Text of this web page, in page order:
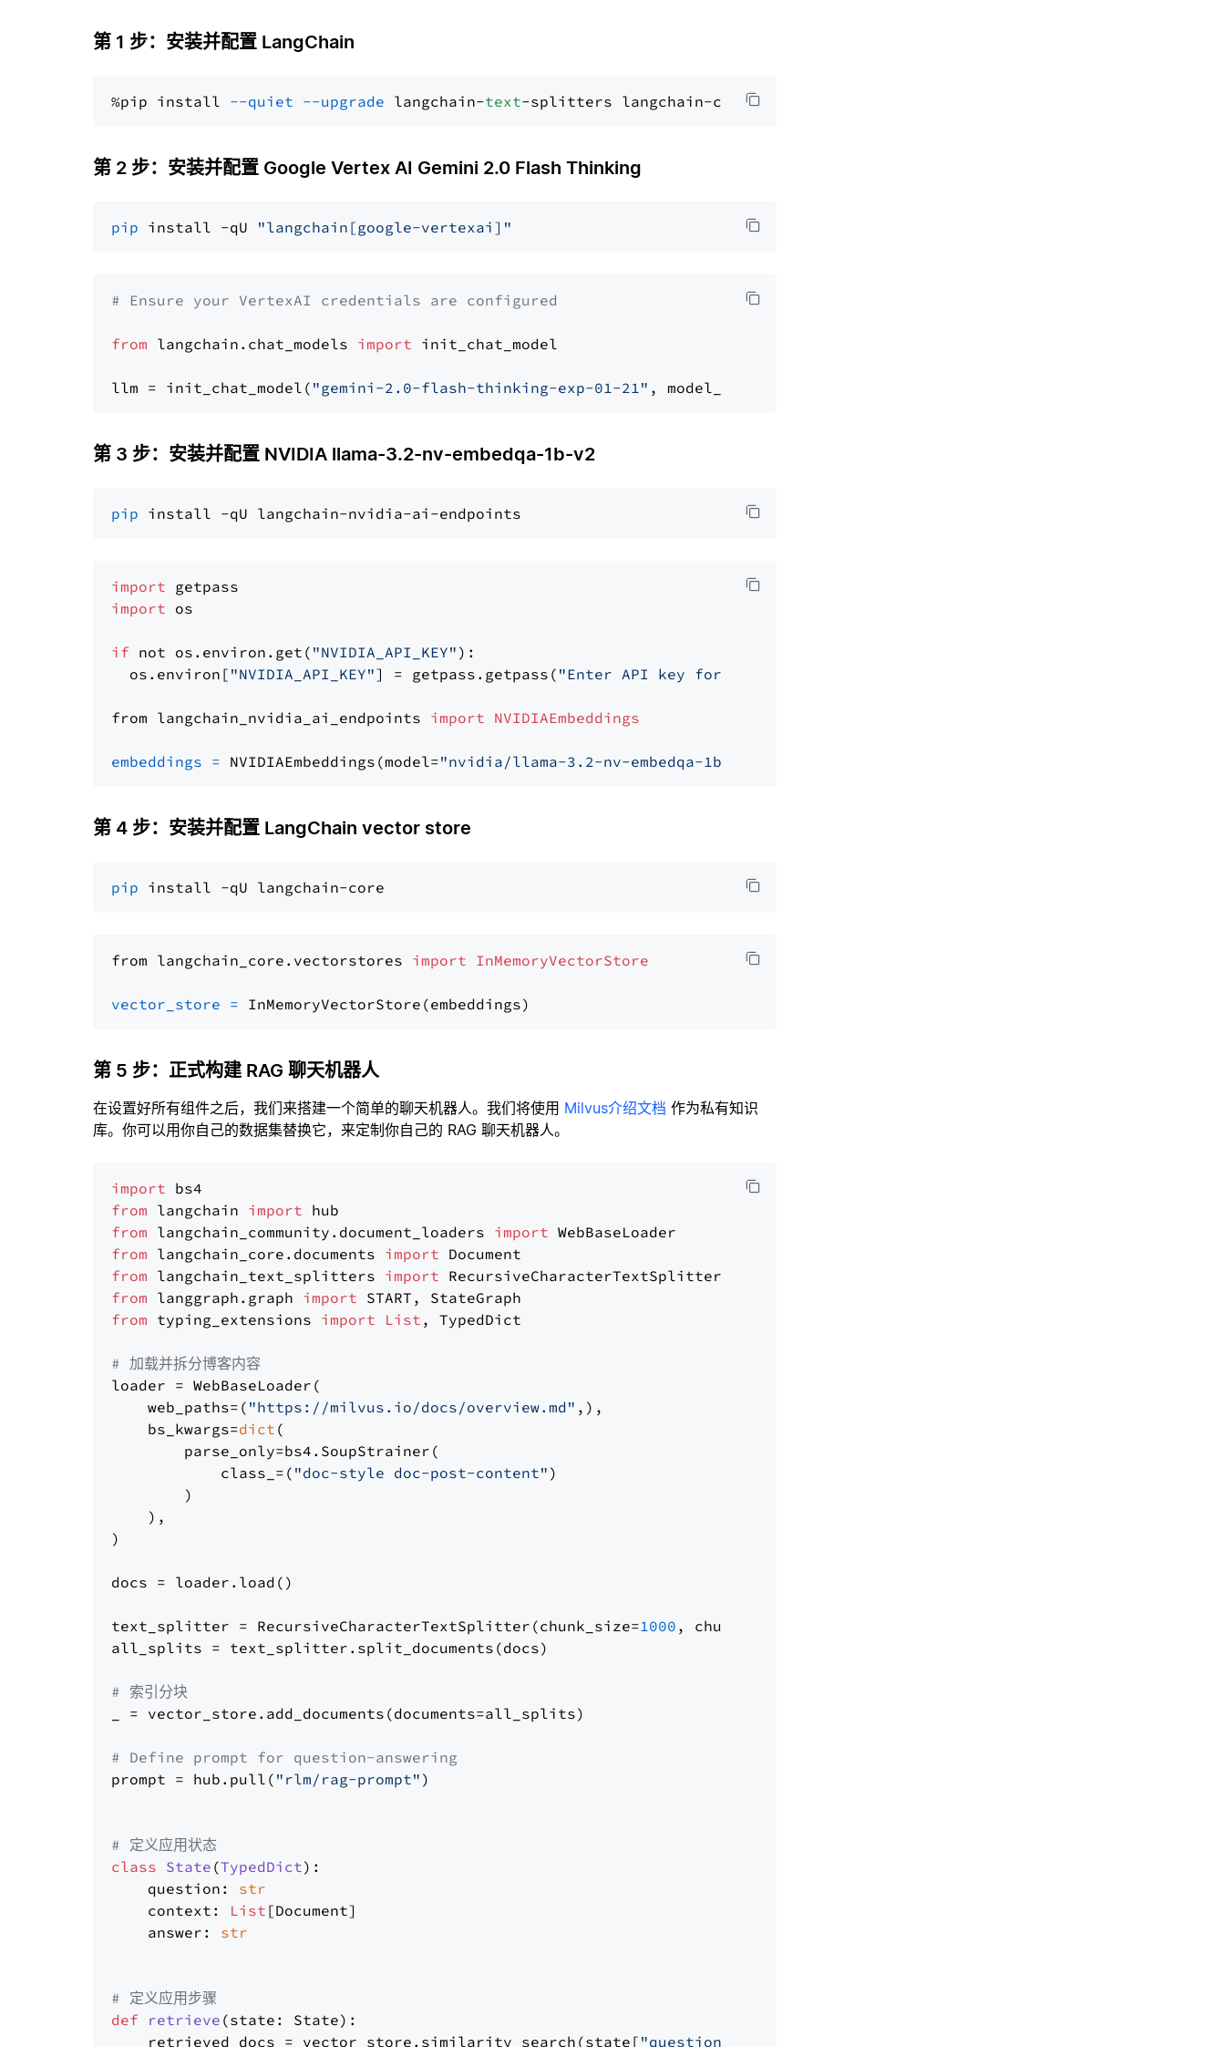
第 1 步：安装并配置 LangChain
%pip install --quiet --upgrade langchain-text
第 2 步：安装并配置 Google Vertex AI Gemini 2.0 Flash Thinking
pip install -qU "langchain[google-vertexai]"
# Ensure your VertexAI credentials are configured
from langchain.chat_models import init_chat_model
llm = init_chat_model( "gemini-2.0-flash-thinking-exp-01-21" , model_provider=
第 3 步：安装并配置 NVIDIA llama-3.2-nv-embedqa-1b-v2
pip
import
import os
if not os.environ.get( "NVIDIA_API_KEY" ):
  os.environ[
"NVIDIA_API_KEY"] = getpass.getpass( "Enter API key for NVIDIA: "
from langchain_nvidia_ai_endpoints import NVIDIAEmbeddings
embeddings = NVIDIAEmbeddings(model="nvidia/llama-3.2-nv-embedqa-1b-v2"
第 4 步：安装并配置 LangChain vector store
pip
from langchain_core.vectorstores import InMemoryVectorStore
vector_store =
第 5 步：正式构建 RAG 聊天机器人
在设置好所有组件之后，我们来搭建一个简单的聊天机器人。我们将使用 Milvus介绍文档 作为私有知识
库。你可以用你自己的数据集替换它，来定制你自己的 RAG 聊天机器人。
import
from langchain import
from langchain_community.document_loaders import
from langchain_core.documents import
from langchain_text_splitters import
from langgraph.graph import
from typing_extensions import List , TypedDict
# 加载并拆分博客内容
loader = WebBaseLoader(
    web_paths=(
"https://milvus.io/docs/overview.md" ,),
    bs_kwargs=
dict (
        parse_only=bs4.SoupStrainer(
            class_=(
"doc-style doc-post-content" )
        )
    ),
)
docs = loader.load()
text_splitter = RecursiveCharacterTextSplitter(chunk_size=1000 , chunk_overlap=
all_splits = text_splitter.split_documents(docs)
# 索引分块
_ = vector_store.add_documents(documents=all_splits)
# Define prompt for question-answering
prompt = hub.pull( "rlm/rag-prompt" )
# 定义应用状态
class State (TypedDict):
    question:
str
    context:
List [Document]
    answer:
str
# 定义应用步骤
def
retrieve (state: State):
    retrieved_docs = vector_store.similarity_search(state[
"question"